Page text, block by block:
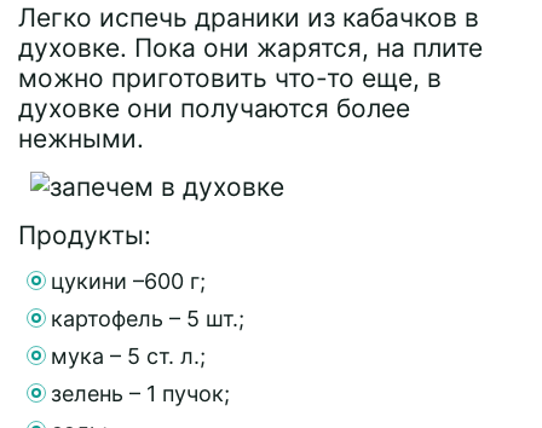
Легко испечь драники из кабачков в
духовке. Пока они жарятся, на плите
можно приготовить что-то еще, в
духовке они получаются более
нежными.
Продукты:
цукини –600 г;
картофель – 5 шт.;
мука – 5 ст. л.;
зелень – 1 пучок;